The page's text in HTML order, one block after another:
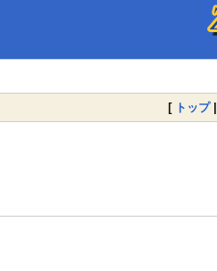
[ トップ|